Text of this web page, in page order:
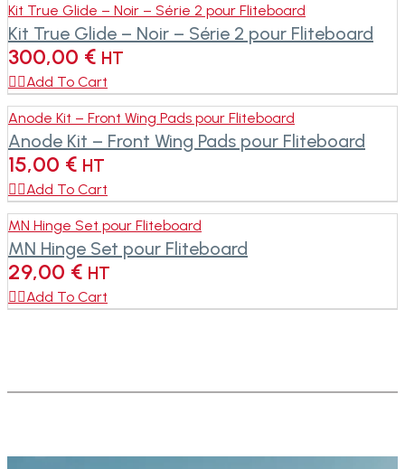
Kit True Glide – Noir – Série 2 pour Fliteboard
Kit True Glide – Noir – Série 2 pour Fliteboard
300,00 € HT
Add To Cart
Anode Kit – Front Wing Pads pour Fliteboard
Anode Kit – Front Wing Pads pour Fliteboard
15,00 € HT
Add To Cart
MN Hinge Set pour Fliteboard
MN Hinge Set pour Fliteboard
29,00 € HT
Add To Cart